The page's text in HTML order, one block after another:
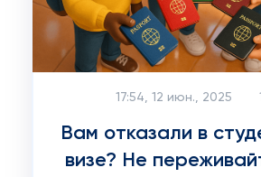
17:54, 12 июн., 2025
Вам отказали в
визе? Не